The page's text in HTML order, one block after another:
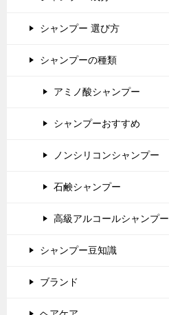
シャンプー 選び方
シャンプーの種類
アミノ酸シャンプー
シャンプーおすすめ
ノンシリコンシャンプー
石鹸シャンプー
高級アルコールシャンプー
シャンプー豆知識
ブランド